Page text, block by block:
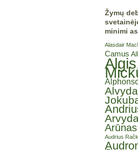
Žymų
minimi
Alasdair
Camus
Algis
Audrius